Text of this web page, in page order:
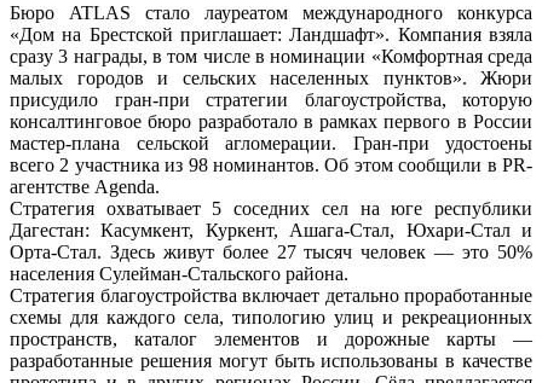
Бюро ATLAS стало лауреатом международного конкурса
«Дом на Брестской приглашает: Ландшафт». Компания взяла
сразу 3 награды, в том числе в номинации «Комфортная среда
малых городов и сельских населенных пунктов». Жюри
присудило гран-при стратегии благоустройства, которую
консалтинговое бюро разработало в рамках первого в России
мастер-плана сельской агломерации. Гран-при удостоены
всего 2 участника из 98 номинантов. Об этом сообщили в PR-
агентстве Agenda.
Стратегия охватывает 5 соседних сел на юге республики
Дагестан: Касумкент, Куркент, Ашага-Стал, Юхари-Стал и
Орта-Стал. Здесь живут более 27 тысяч человек — это 50%
населения Сулейман-Стальского района.
Стратегия благоустройства включает детально проработанные
схемы для каждого села, типологию улиц и рекреационных
пространств, каталог элементов и дорожные карты —
разработанные решения могут быть использованы в качестве